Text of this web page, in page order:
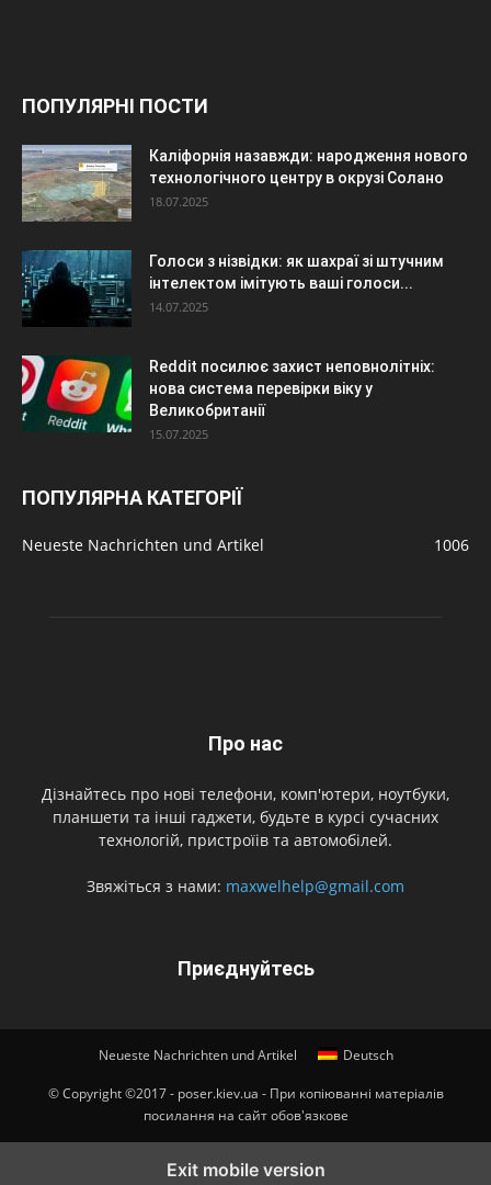
ПОПУЛЯРНІ ПОСТИ
Каліфорнія назавжди: народження нового
технологічного центру в окрузі Солано
18.07.2025
Голоси з нізвідки: як шахраї зі штучним
інтелектом імітують ваші голоси...
14.07.2025
Reddit посилює захист неповнолітніх:
нова система перевірки віку у
Великобританії
15.07.2025
ПОПУЛЯРНА КАТЕГОРІЇ
Neueste Nachrichten und Artikel 1006
Про нас
Дізнайтесь про нові телефони, комп'ютери, ноутбуки,
планшети та інші гаджети, будьте в курсі сучасних
технологій, пристроїів та автомобілей.
Звяжіться з нами: maxwelhelp@gmail.com
Приєднуйтесь
Neueste Nachrichten und Artikel Deutsch
© Copyright ©2017 - poser.kiev.ua - При копіюванні матеріалів
посилання на сайт обов'язкове
Exit mobile version